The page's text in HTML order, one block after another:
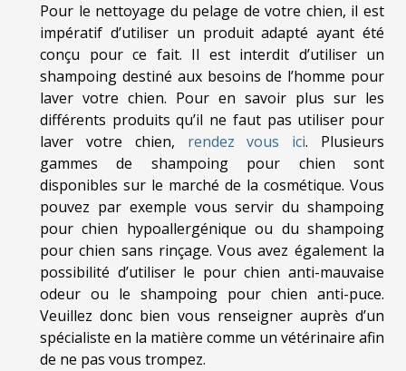
Pour le nettoyage du pelage de votre chien, il est
impératif d’utiliser un produit adapté ayant été
conçu pour ce fait. Il est interdit d’utiliser un
shampoing destiné aux besoins de l’homme pour
laver votre chien. Pour en savoir plus sur les
différents produits qu’il ne faut pas utiliser pour
laver votre chien, rendez vous ici. Plusieurs
gammes de shampoing pour chien sont
disponibles sur le marché de la cosmétique. Vous
pouvez par exemple vous servir du shampoing
pour chien hypoallergénique ou du shampoing
pour chien sans rinçage. Vous avez également la
possibilité d’utiliser le pour chien anti-mauvaise
odeur ou le shampoing pour chien anti-puce.
Veuillez donc bien vous renseigner auprès d’un
spécialiste en la matière comme un vétérinaire afin
de ne pas vous trompez.